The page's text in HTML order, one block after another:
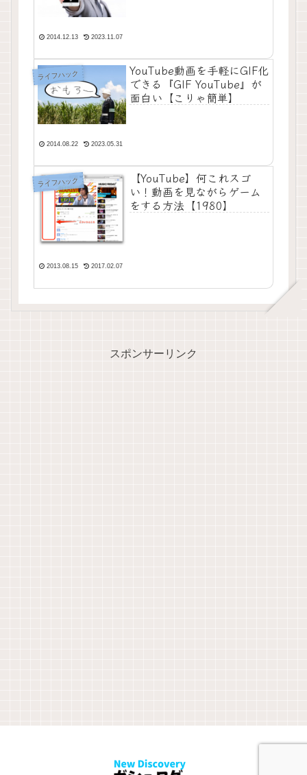
2014.12.13 2023.11.07
ライフハック
YouTube動画を手軽にGIF化
できる『GIF YouTube』が
面白い【こりゃ簡単】
2014.08.22 2023.05.31
ライフハック
【YouTube】何これスゴ
い！動画を見ながらゲーム
をする方法【1980】
2013.08.15 2017.02.07
スポンサーリンク